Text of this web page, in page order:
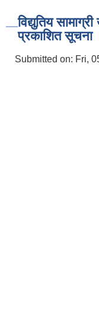
विद्युतिय
प्रकाशित सूचना
Submitted on: Fri,